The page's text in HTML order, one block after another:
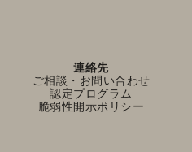
連絡先
ご相談・お問い合わせ
認定プログラム
脆弱性開示ポリシー